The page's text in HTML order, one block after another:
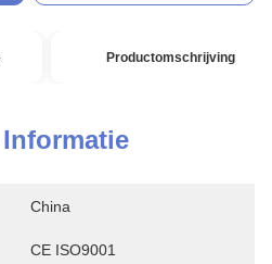
Productomschrijving
China
CE ISO9001